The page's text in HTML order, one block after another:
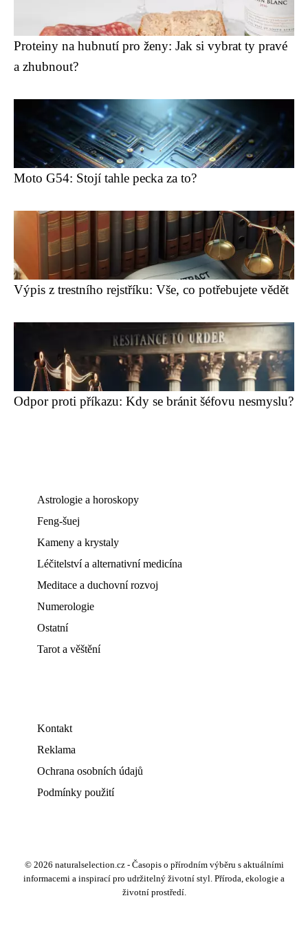
Proteiny na hubnutí pro ženy: Jak si vybrat ty pravé
a zhubnout?
Moto G54: Stojí tahle pecka za to?
Výpis z trestního rejstříku: Vše, co potřebujete vědět
Odpor proti příkazu: Kdy se bránit šéfovu nesmyslu?
Astrologie a horoskopy
Feng-šuej
Kameny a krystaly
Léčitelství a alternativní medicína
Meditace a duchovní rozvoj
Numerologie
Ostatní
Tarot a věštění
Kontakt
Reklama
Ochrana osobních údajů
Podmínky použití
© 2026 naturalselection.cz - Časopis o přírodním výběru s aktuálními
informacemi a inspirací pro udržitelný životní styl. Příroda, ekologie a
životní prostředí.